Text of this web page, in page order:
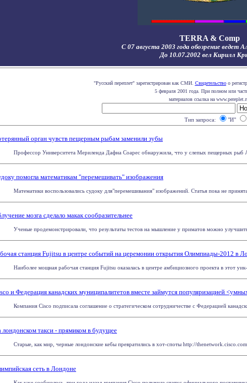
TERRA & Comp
С 07 августа 2003 года обозрение ведет
До 10.07.2002 вел Кирилл
"Русский переплет" зарегистрирован как СМИ. Свидетельствоо
5 февраля 2001 года. При полном или
материалов ссылка на
Тип запроса: "И"
орган чувств пещерным рыбам заменили зубы
Профессор Университета Мериленда Дафна Соарес обнаружила, что у слепых пещерных рыб
помогла математикам "перемешивать" изображения
Математики воспользовались судоку для"перемешивания" изображений. Статья пока не
мозга сделало макак сообразительнее
Ученые продемонстрировали, что результаты тестов на мышление у приматов можно
станция Fujitsu в центре событий на церемонии открытия Олимпиады-2012 в
Наиболее мощная рабочая станция Fujitsu оказалась в центре амбициозного проекта в этот
и Федерация канадских муниципалитетов вместе займутся популяризацией
Компания Cisco подписала соглашение о стратегическом сотрудничестве с Федерацией
лондонском такси - прямиком в будущее
Старые, как мир, черные лондонские кебы превратились в хот-споты http://
сеть в Лондоне